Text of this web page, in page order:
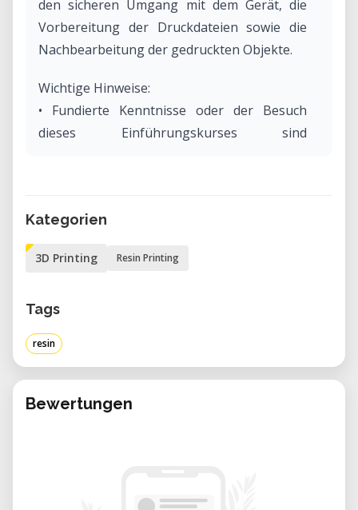
den sicheren Umgang mit dem Gerät, die
Vorbereitung der Druckdateien sowie die
Nachbearbeitung der gedruckten Objekte.
Wichtige Hinweise:
• Fundierte Kenntnisse oder der Besuch
dieses Einführungskurses sind
Wenn du Interesse hast, diesen Kurs zu
kurse@quartierwerkstatt-viktoria.ch
• Dauer: ca. 2½ Stunden
• Teilnehmerzahl: maximal 4 Personen
• Kosten: CHF 30 für Nichtmitglieder, CHF 10
für Mitglieder
Weiterführendes Erklärvideo:
Kategorien
3D Printing Resin Printing
Tags
resin
Bewertungen